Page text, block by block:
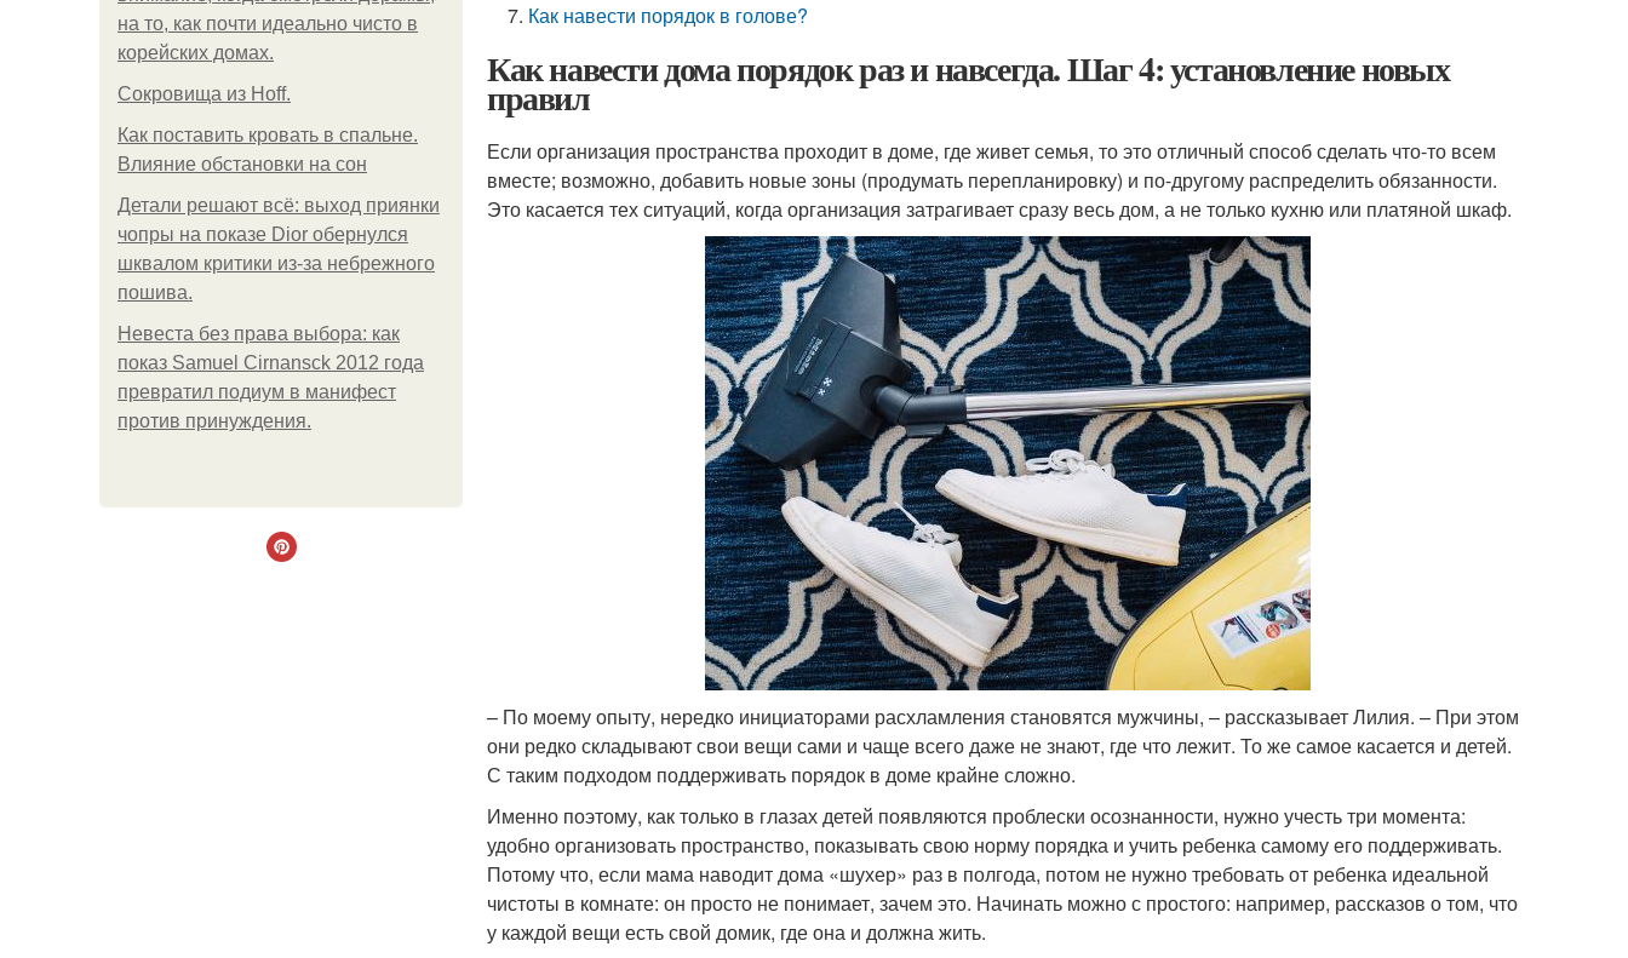
на то, как почти идеально чисто в
корейских домах.
Сокровища из Hoff.
Как поставить кровать в спальне.
Влияние обстановки на сон
Детали решают всё: выход приянки
чопры на показе Dior обернулся
шквалом критики из-за небрежного
пошива.
Невеста без права выбора: как
показ Samuel Cirnansck 2012 года
превратил подиум в манифест
против принуждения.
Как навести порядок в голове?
Как навести дома порядок раз и навсегда. Шаг 4: установление новых
правил
Если организация пространства проходит в доме, где живет семья, то это отличный способ сделать что-то всем
вместе; возможно, добавить новые зоны (продумать перепланировку) и по-другому распределить обязанности.
Это касается тех ситуаций, когда организация затрагивает сразу весь дом, а не только кухню или платяной шкаф.
– По моему опыту, нередко инициаторами расхламления становятся мужчины, – рассказывает Лилия. – При этом
они редко складывают свои вещи сами и чаще всего даже не знают, где что лежит. То же самое касается и детей.
С таким подходом поддерживать порядок в доме крайне сложно.
Именно поэтому, как только в глазах детей появляются проблески осознанности, нужно учесть три момента:
удобно организовать пространство, показывать свою норму порядка и учить ребенка самому его поддерживать.
Потому что, если мама наводит дома «шухер» раз в полгода, потом не нужно требовать от ребенка идеальной
чистоты в комнате: он просто не понимает, зачем это. Начинать можно с простого: например, рассказов о том, что
у каждой вещи есть свой домик, где она и должна жить.